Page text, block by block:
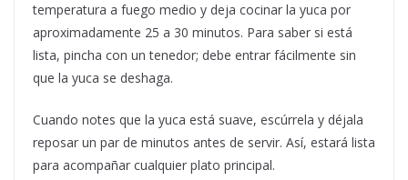
temperatura a fuego medio y deja cocinar la yuca por
aproximadamente 25 a 30 minutos. Para saber si está
lista, pincha con un tenedor; debe entrar fácilmente sin
que la yuca se deshaga.
Cuando notes que la yuca está suave, escúrrela y déjala
reposar un par de minutos antes de servir. Así, estará lista
para acompañar cualquier plato principal.